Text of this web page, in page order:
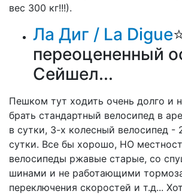
вес 300 кг!!!).
Ла Диг / La Digue
переоцененный
Сейшел...
Пешком тут ходить очень долго и
брать стандартный велосипед в
в сутки, 3-х колесный велосипед -
сутки. Все бы хорошо, НО
велосипеды ржавые старые, со
шинами и не работающими
переключения скоростей и т.д...